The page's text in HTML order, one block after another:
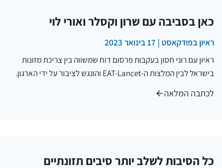
כאן בסביבה עם שרון וקסלר ואורי לוי
ראיון בפודקאסט | 17 בינואר 2023
ראיון עם רוני חסון בעקבות פרסום דוח שמשווה בין צריכת מזונות
בישראל לבין המלצות ה-EAT-Lancet והונגש לציבור על ידי הארגון.
לכתבה המלאה
כל הסיבות לשלב יותר סיבים תזונתיים